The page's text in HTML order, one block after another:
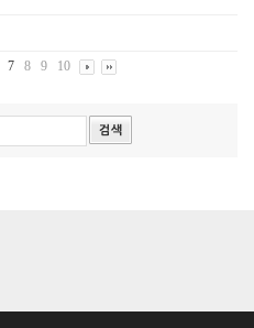
7 8 9 10